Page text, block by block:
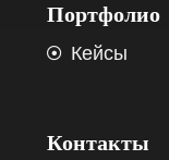
Портфолио
Кейсы
Контакты